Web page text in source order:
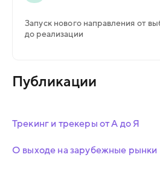
Запуск нового направления от
до реализации
Публикации
Трекинг и трекеры от А до Я
О выходе на зарубежные рынки